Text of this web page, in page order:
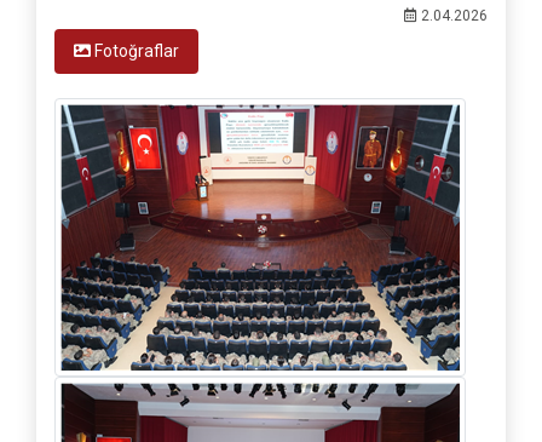
2.04.2026
Fotoğraflar